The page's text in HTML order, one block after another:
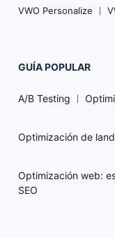
VWO Personalize
GUÍA POPULAR
A/B Testing
Optimización de
Optimización web:
SEO